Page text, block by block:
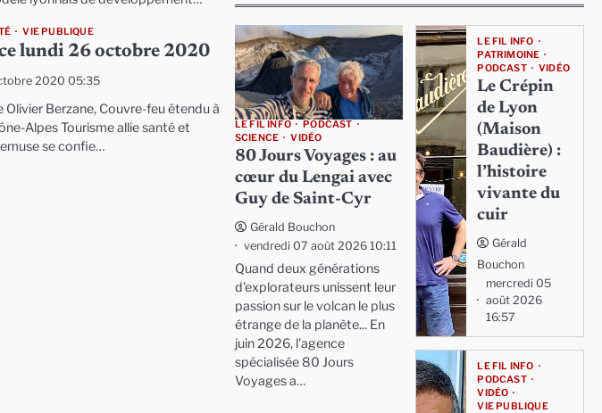
VIE PUBLIQUE
lundi 26 octobre 2020
2020 05:35
Berzane, Couvre-feu étendu à
Alpes Tourisme allie santé et
se confie…
LE FIL INFO
PODCAST
SCIENCE
VIDÉO
80 Jours Voyages : au
cœur du Lengai avec
Guy de Saint-Cyr
Gérald Bouchon
vendredi 07 août 2026 10:11
Quand deux générations
d'explorateurs unissent leur
passion sur le volcan le plus
étrange de la planète... En
juin 2026, l'agence
spécialisée 80 Jours
Voyages a…
LE FIL INFO
PATRIMOINE
PODCAST
VIDÉO
Le Crépin
de Lyon
(Maison
Baudière) :
l’histoire
vivante du
cuir
Gérald
Bouchon
mercredi 05
août 2026
16:57
LE FIL INFO
PODCAST
VIDÉO
VIE PUBLIQUE